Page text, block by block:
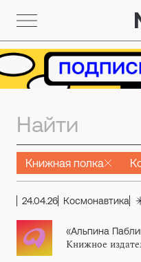
Книжная полка
24.04.26 Космонавтика
«Альпина
Книжное